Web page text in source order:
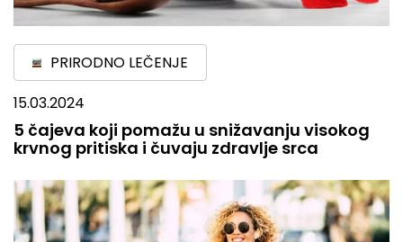
PRIRODNO LEČENJE
15.03.2024
5 čajeva koji pomažu u snižavanju visokog
krvnog pritiska i čuvaju zdravlje srca